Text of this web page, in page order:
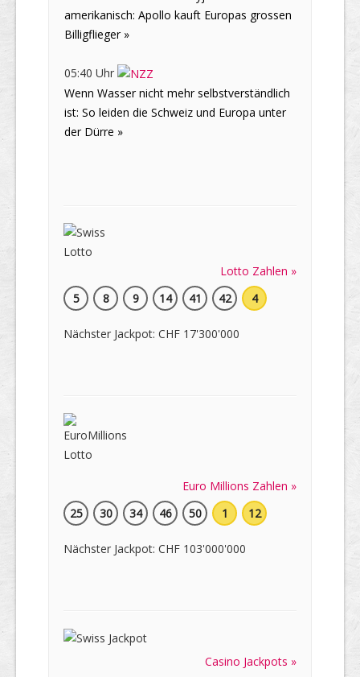
amerikanisch: Apollo kauft Europas grossen
Billigflieger »
05:40 Uhr
Wenn Wasser nicht mehr selbstverständlich
ist: So leiden die Schweiz und Europa unter
der Dürre »
Lotto Zahlen »
5
8 9 14 41 42 4
Nächster Jackpot: CHF 17'300'000
Euro Millions Zahlen »
25
30 34 46 50 1 12
Nächster Jackpot: CHF 103'000'000
Casino Jackpots »